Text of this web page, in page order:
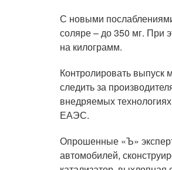
С новыми
соляре – до 350 мг. При
на килограмм.
Контролировать выпуск
следить за
внедряемых
ЕАЭС.
Опрошенные «Ъ»
автомобилей,